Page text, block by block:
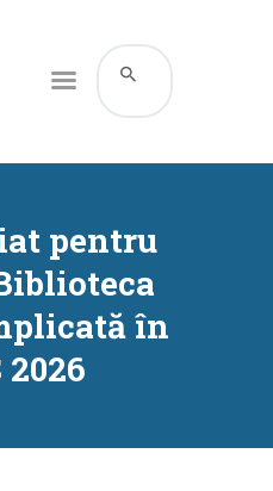
pentru
în
2026